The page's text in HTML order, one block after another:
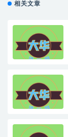
相关文章